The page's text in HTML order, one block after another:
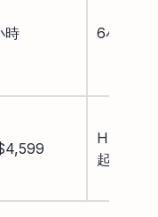
時 6小時
起